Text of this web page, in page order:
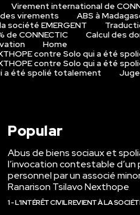
Virement international de
virements ABS à
société EMERGENT
de CONNECTIC
Calcul des
Home
contre Solo qui a été
contre Solo qui a été
a été spolié totalement
Popular
Abus de biens sociaux et
l’invocation contestable d’un
personnel par un associé
Ranarison Tsilavo Nexthope
1 - L'INTÉRÊT CIVIL REVIENT À LA